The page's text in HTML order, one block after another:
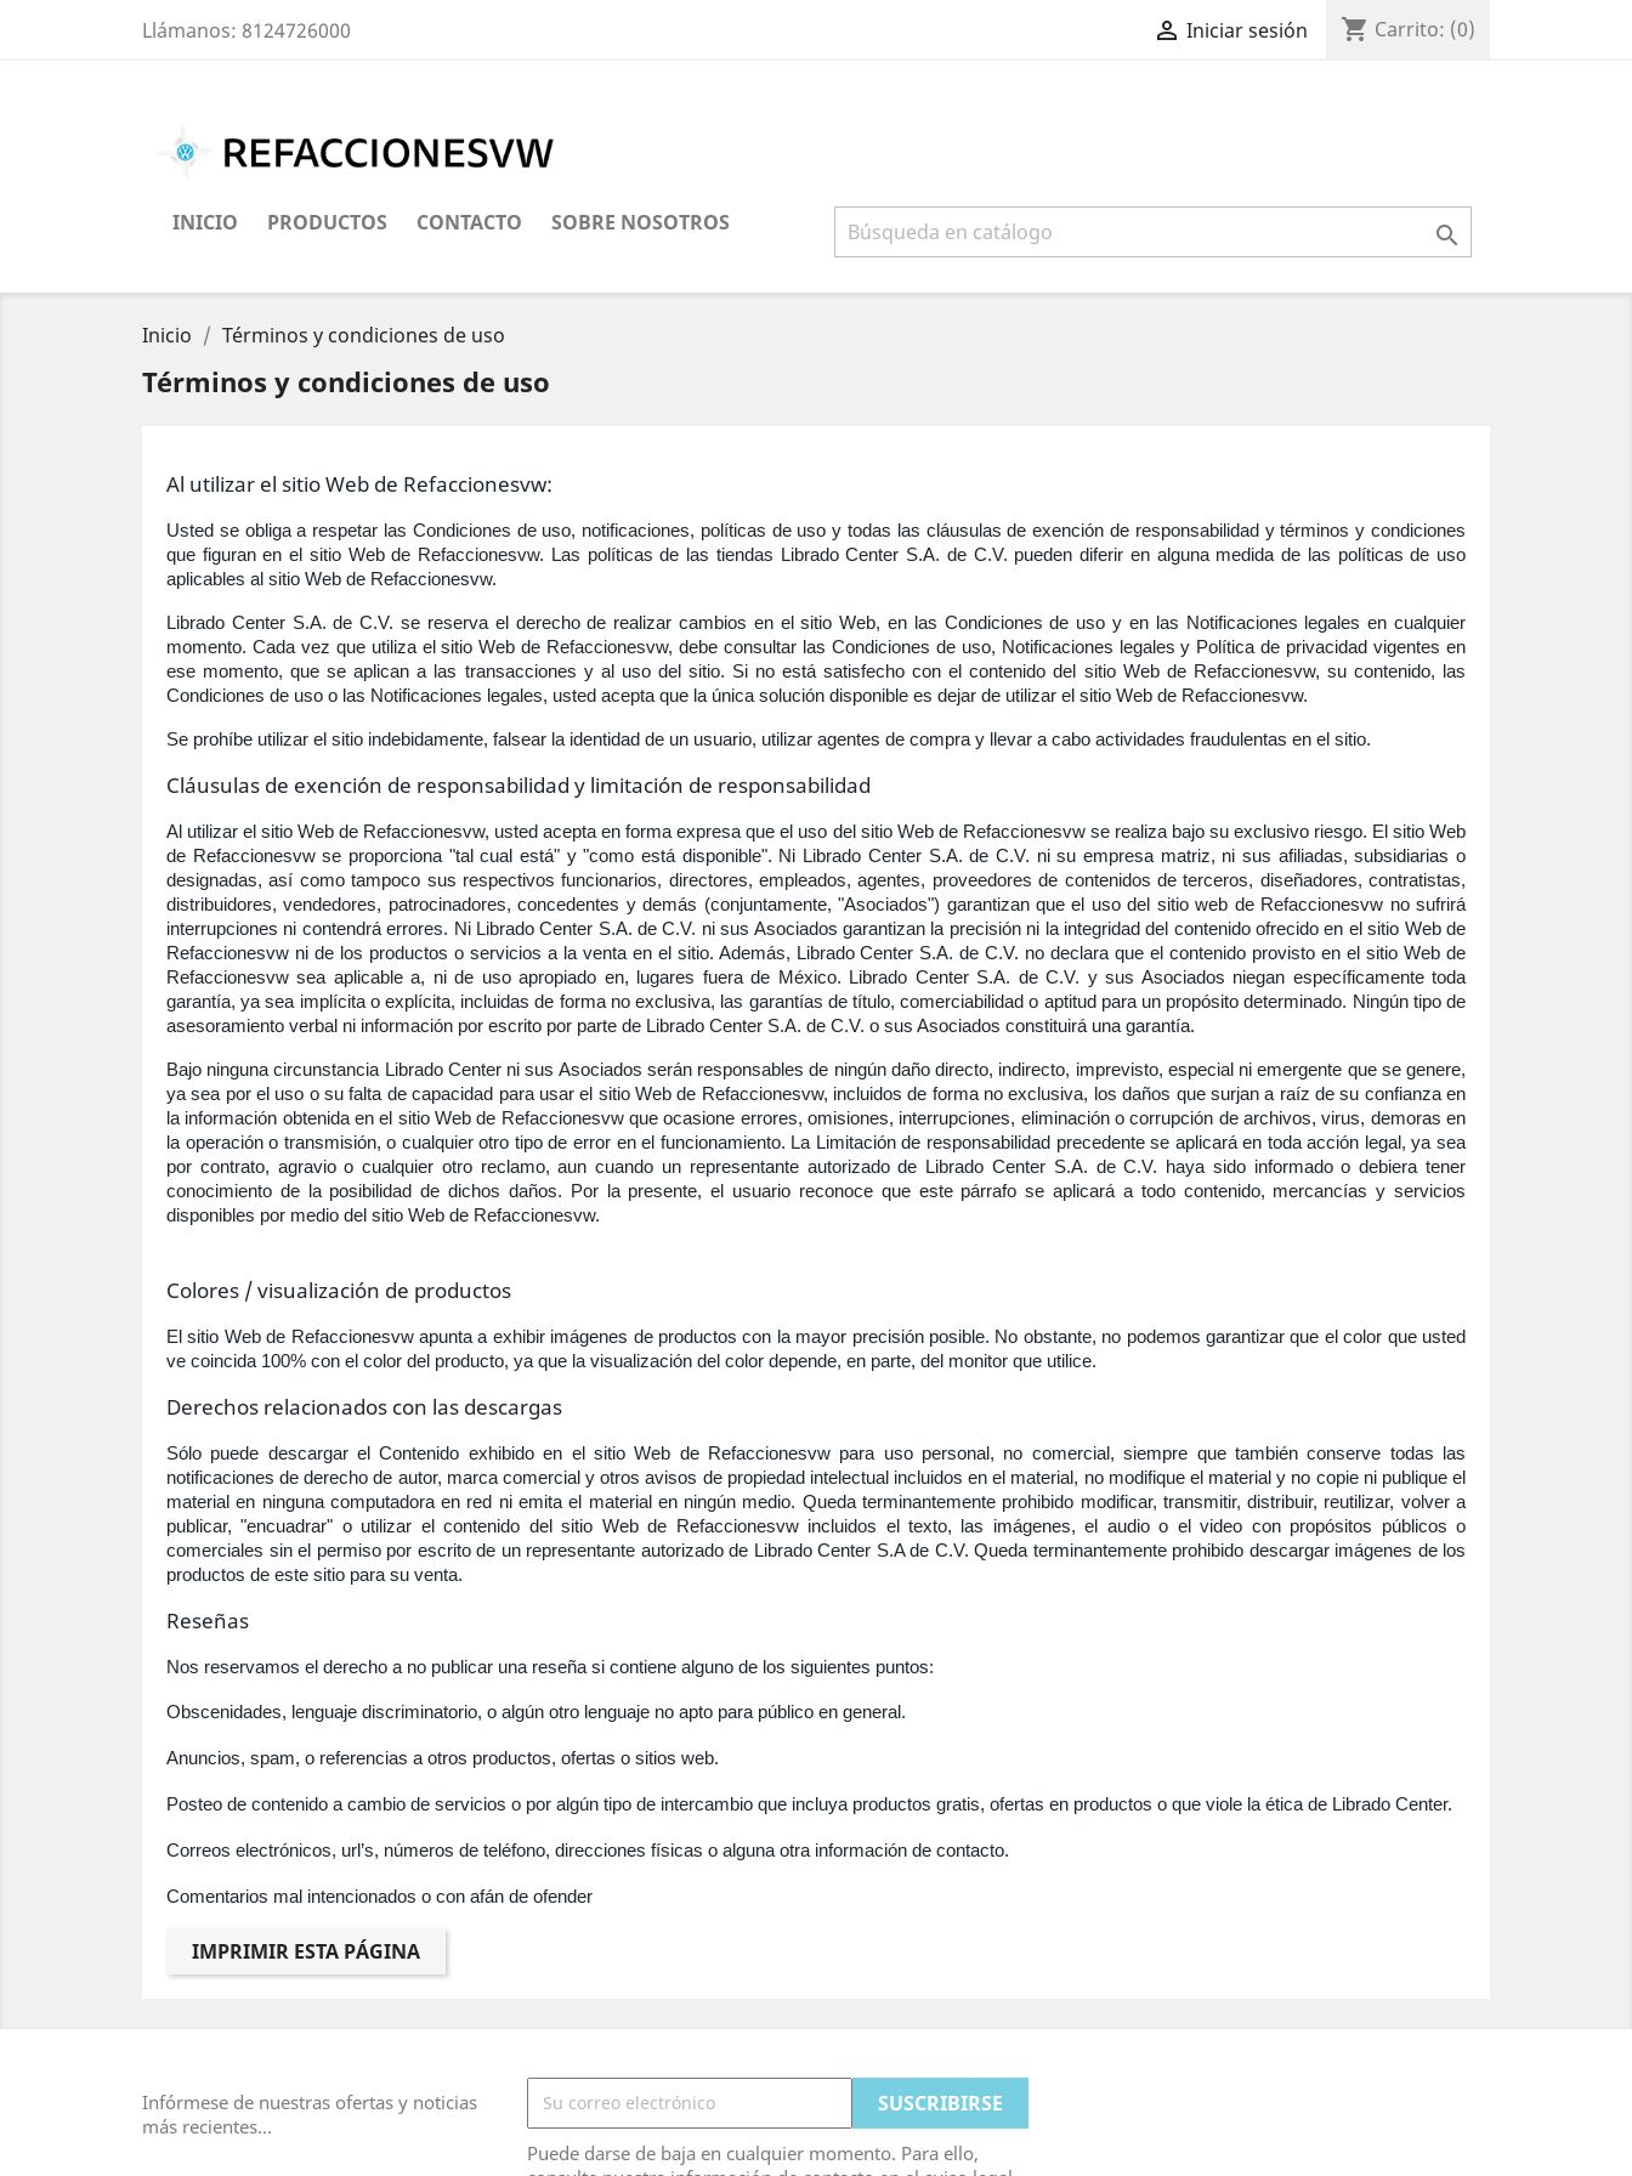
Llámanos: 8124726000  Iniciar sesión shopping_cart Carrito: (0)
INICIO PRODUCTOS CONTACTO SOBRE NOSOTROS 
Inicio Términos y condiciones de uso
Términos y condiciones de uso
Al utilizar el sitio Web de Refaccionesvw:
Usted se obliga a respetar las Condiciones de uso, notificaciones, políticas de uso y todas las cláusulas de exención de responsabilidad y términos y condiciones
que figuran en el sitio Web de Refaccionesvw. Las políticas de las tiendas Librado Center S.A. de C.V. pueden diferir en alguna medida de las políticas de uso
aplicables al sitio Web de Refaccionesvw.
Librado Center S.A. de C.V. se reserva el derecho de realizar cambios en el sitio Web, en las Condiciones de uso y en las Notificaciones legales en cualquier
momento. Cada vez que utiliza el sitio Web de Refaccionesvw, debe consultar las Condiciones de uso, Notificaciones legales y Política de privacidad vigentes en
ese momento, que se aplican a las transacciones y al uso del sitio. Si no está satisfecho con el contenido del sitio Web de Refaccionesvw, su contenido, las
Condiciones de uso o las Notificaciones legales, usted acepta que la única solución disponible es dejar de utilizar el sitio Web de Refaccionesvw.
Se prohíbe utilizar el sitio indebidamente, falsear la identidad de un usuario, utilizar agentes de compra y llevar a cabo actividades fraudulentas en el sitio.
Cláusulas de exención de responsabilidad y limitación de responsabilidad
Al utilizar el sitio Web de Refaccionesvw, usted acepta en forma expresa que el uso del sitio Web de Refaccionesvw se realiza bajo su exclusivo riesgo. El sitio Web
de Refaccionesvw se proporciona "tal cual está" y "como está disponible". Ni Librado Center S.A. de C.V. ni su empresa matriz, ni sus afiliadas, subsidiarias o
designadas, así como tampoco sus respectivos funcionarios, directores, empleados, agentes, proveedores de contenidos de terceros, diseñadores, contratistas,
distribuidores, vendedores, patrocinadores, concedentes y demás (conjuntamente, "Asociados") garantizan que el uso del sitio web de Refaccionesvw no sufrirá
interrupciones ni contendrá errores. Ni Librado Center S.A. de C.V. ni sus Asociados garantizan la precisión ni la integridad del contenido ofrecido en el sitio Web de
Refaccionesvw ni de los productos o servicios a la venta en el sitio. Además, Librado Center S.A. de C.V. no declara que el contenido provisto en el sitio Web de
Refaccionesvw sea aplicable a, ni de uso apropiado en, lugares fuera de México. Librado Center S.A. de C.V. y sus Asociados niegan específicamente toda
garantía, ya sea implícita o explícita, incluidas de forma no exclusiva, las garantías de título, comerciabilidad o aptitud para un propósito determinado. Ningún tipo de
asesoramiento verbal ni información por escrito por parte de Librado Center S.A. de C.V. o sus Asociados constituirá una garantía.
Bajo ninguna circunstancia Librado Center ni sus Asociados serán responsables de ningún daño directo, indirecto, imprevisto, especial ni emergente que se genere,
ya sea por el uso o su falta de capacidad para usar el sitio Web de Refaccionesvw, incluidos de forma no exclusiva, los daños que surjan a raíz de su confianza en
la información obtenida en el sitio Web de Refaccionesvw que ocasione errores, omisiones, interrupciones, eliminación o corrupción de archivos, virus, demoras en
la operación o transmisión, o cualquier otro tipo de error en el funcionamiento. La Limitación de responsabilidad precedente se aplicará en toda acción legal, ya sea
por contrato, agravio o cualquier otro reclamo, aun cuando un representante autorizado de Librado Center S.A. de C.V. haya sido informado o debiera tener
conocimiento de la posibilidad de dichos daños. Por la presente, el usuario reconoce que este párrafo se aplicará a todo contenido, mercancías y servicios
disponibles por medio del sitio Web de Refaccionesvw.
Colores / visualización de productos
El sitio Web de Refaccionesvw apunta a exhibir imágenes de productos con la mayor precisión posible. No obstante, no podemos garantizar que el color que usted
ve coincida 100% con el color del producto, ya que la visualización del color depende, en parte, del monitor que utilice.
Derechos relacionados con las descargas
Sólo puede descargar el Contenido exhibido en el sitio Web de Refaccionesvw para uso personal, no comercial, siempre que también conserve todas las
notificaciones de derecho de autor, marca comercial y otros avisos de propiedad intelectual incluidos en el material, no modifique el material y no copie ni publique el
material en ninguna computadora en red ni emita el material en ningún medio. Queda terminantemente prohibido modificar, transmitir, distribuir, reutilizar, volver a
publicar, "encuadrar" o utilizar el contenido del sitio Web de Refaccionesvw incluidos el texto, las imágenes, el audio o el video con propósitos públicos o
comerciales sin el permiso por escrito de un representante autorizado de Librado Center S.A de C.V. Queda terminantemente prohibido descargar imágenes de los
productos de este sitio para su venta.
Reseñas
Nos reservamos el derecho a no publicar una reseña si contiene alguno de los siguientes puntos:
Obscenidades, lenguaje discriminatorio, o algún otro lenguaje no apto para público en general.
Anuncios, spam, o referencias a otros productos, ofertas o sitios web.
Posteo de contenido a cambio de servicios o por algún tipo de intercambio que incluya productos gratis, ofertas en productos o que viole la ética de Librado Center.
Correos electrónicos, url’s, números de teléfono, direcciones físicas o alguna otra información de contacto.
Comentarios mal intencionados o con afán de ofender
Infórmese de nuestras ofertas y noticias
más recientes...
Puede darse de baja en cualquier momento. Para ello,